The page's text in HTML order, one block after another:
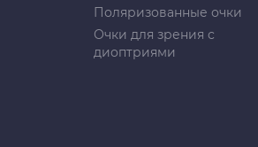
Поляризованные очки
Очки для зрения с
диоптриями